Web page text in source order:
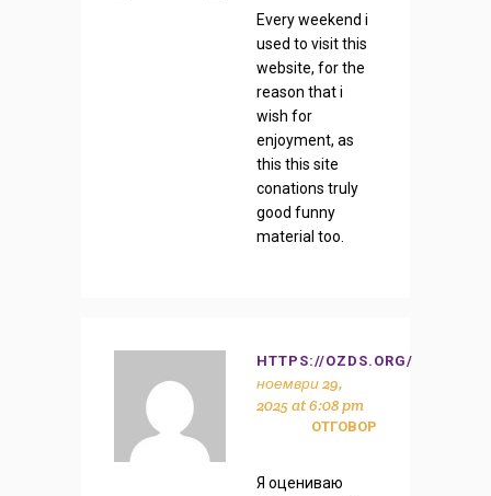
Every weekend i
used to visit this
website, for the
reason that i
wish for
enjoyment, as
this this site
conations truly
good funny
material too.
HTTPS://OZDS.ORG/
ноември 29,
2025 at 6:08 pm
ОТГОВОР
Я оцениваю